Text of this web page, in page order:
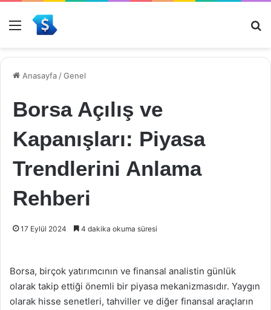
Menü
Anasayfa /Genel
Borsa Açılış ve
Kapanışları: Piyasa
Trendlerini Anlama
Rehberi
17 Eylül 2024 4 dakika okuma süresi
Borsa, birçok yatırımcının ve finansal analistin günlük
olarak takip ettiği önemli bir piyasa mekanizmasıdır. Yaygın
olarak hisse senetleri, tahviller ve diğer finansal araçların